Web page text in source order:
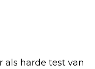
als harde test van